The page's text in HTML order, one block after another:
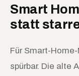
Smart
statt
Für Smart-
spürbar. Die alte